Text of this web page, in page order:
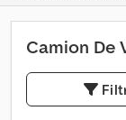
Camion De